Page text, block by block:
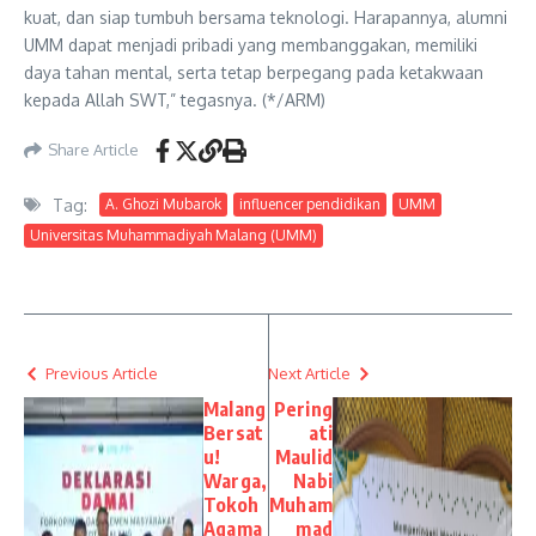
kuat, dan siap tumbuh bersama teknologi. Harapannya, alumni
UMM dapat menjadi pribadi yang membanggakan, memiliki
daya tahan mental, serta tetap berpegang pada ketakwaan
kepada Allah SWT,” tegasnya. (*/ARM)
Share Article
Tag: A. Ghozi Mubarok influencer pendidikan
UMM
Universitas Muhammadiyah Malang (UMM)
Previous Article
Malang
Bersat
u!
Warga,
Tokoh
Agama
Next Article
Pering
ati
Maulid
Nabi
Muham
mad